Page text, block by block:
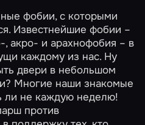
фобии, с которыми
Известнейшие фобии –
, акро- и арахнофобия – в
каждому из нас. Ну
двери в небольшом
Многие наши знакомые
ли не каждую неделю!
против